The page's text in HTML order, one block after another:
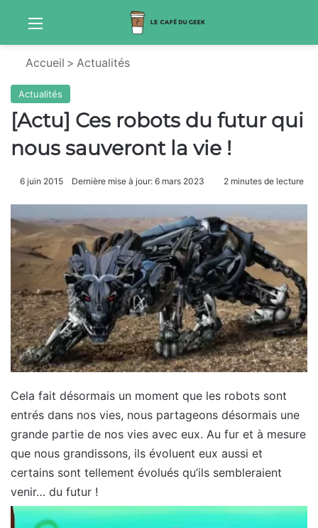
Accueil > Actualités
Actualités
[Actu] Ces robots du futur qui
nous sauveront la vie !
6 juin 2015 Dernière mise à jour: 6 mars 2023 2 minutes de lecture
Cela fait désormais un moment que les robots sont
entrés dans nos vies, nous partageons désormais une
grande partie de nos vies avec eux. Au fur et à mesure
que nous grandissons, ils évoluent eux aussi et
certains sont tellement évolués qu’ils sembleraient
venir… du futur !